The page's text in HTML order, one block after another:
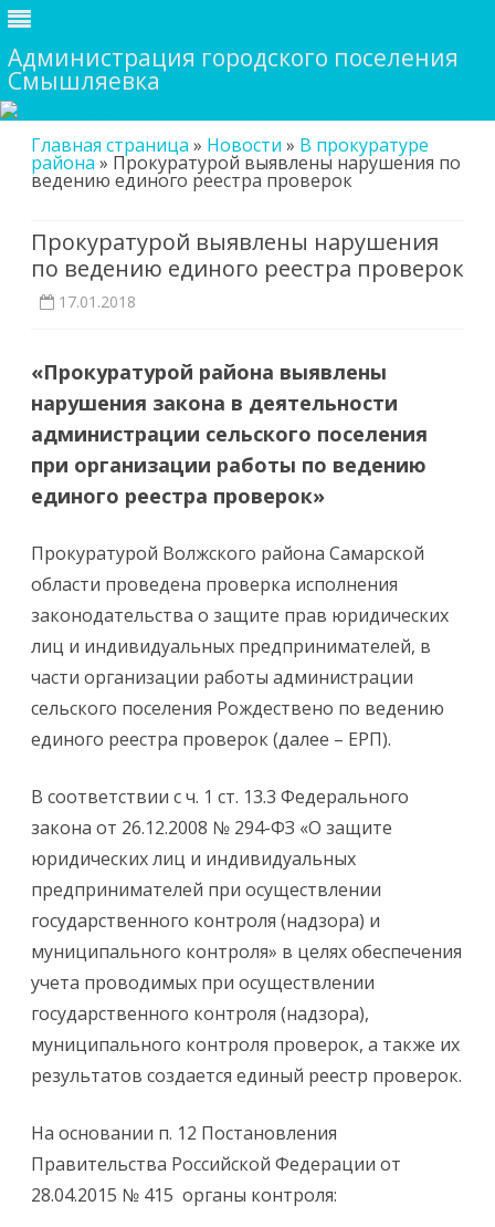
Администрация городского поселения
Смышляевка
to
content
Главная страница » Новости » В прокуратуре
района » Прокуратурой выявлены нарушения по
ведению единого реестра проверок
Прокуратурой выявлены нарушения
по ведению единого реестра проверок
17.01.2018
«Прокуратурой района выявлены
нарушения закона в деятельности
администрации сельского поселения
при организации работы по ведению
единого реестра проверок»
Прокуратурой Волжского района Самарской
области проведена проверка исполнения
законодательства о защите прав юридических
лиц и индивидуальных предпринимателей, в
части организации работы администрации
сельского поселения Рождествено по ведению
единого реестра проверок (далее – ЕРП).
В соответствии с ч. 1 ст. 13.3 Федерального
закона от 26.12.2008 № 294-ФЗ «О защите
юридических лиц и индивидуальных
предпринимателей при осуществлении
государственного контроля (надзора) и
муниципального контроля» в целях обеспечения
учета проводимых при осуществлении
государственного контроля (надзора),
муниципального контроля проверок, а также их
результатов создается единый реестр проверок.
На основании п. 12 Постановления
Правительства Российской Федерации от
28.04.2015 № 415 органы контроля: